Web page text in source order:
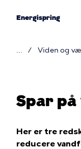
Energispring
Viden og
Spar
Her er tre
reducere